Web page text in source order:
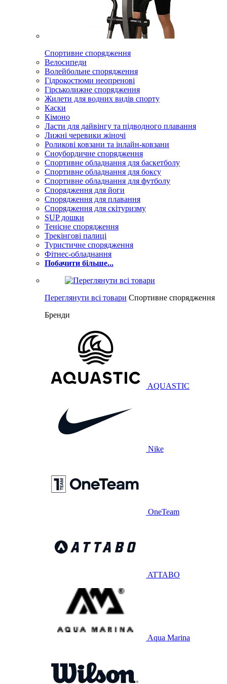
Спортивне спорядження
Велосипеди
Волейбольне спорядження
Гідрокостюми неопренові
Гірськолижне спорядження
Жилети для водних видів спорту
Каски
Кімоно
Ласти для дайвінгу та підводного плавання
Лижні черевики жіночі
Роликові ковзани та інлайн-ковзани
Сноубордичне спорядження
Спортивне обладнання для баскетболу
Спортивне обладнання для боксу
Спортивне обладнання для футболу
Спорядження для йоги
Спорядження для плавання
Спорядження для скітуризму
SUP дошки
Тенісне спорядження
Трекінгові палиці
Туристичне спорядження
Фітнес-обладнання
Побачити більше...
Переглянути всі товари Спортивне спорядження
Бренди
AQUASTIC
Nike
OneTeam
ATTABO
Aqua Marina